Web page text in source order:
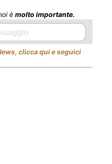
è molto importante.
clicca qui e seguici